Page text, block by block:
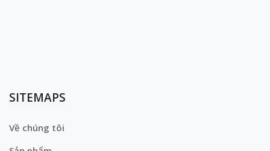
SITEMAPS
Về chúng tôi